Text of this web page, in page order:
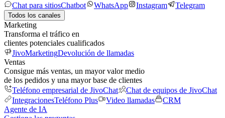
Chat para sitiosChatbot WhatsApp Instagram Telegram
Todos los canales
Marketing
Transforma el tráfico en
clientes potenciales cualificados
JivoMarketingDevolución de llamadas
Ventas
Consigue más ventas, un mayor valor medio
de los pedidos y una mayor base de clientes
Teléfono empresarial de JivoChat
Chat de equipos de JivoChat
IntegracionesTeléfono Plus Video llamadas
CRM
Agente de IA